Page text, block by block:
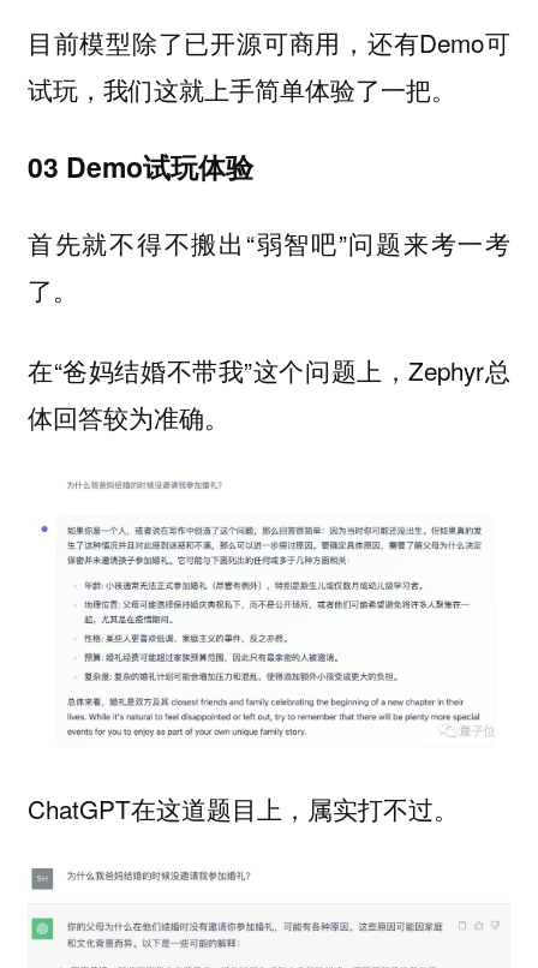
目前模型除了已开源可商用，还有Demo可
试玩，我们这就上手简单体验了一把。
03 Demo试玩体验
首先就不得不搬出“弱智吧”问题来考一考
了。
在“爸妈结婚不带我”这个问题上，Zephyr总
体回答较为准确。
ChatGPT在这道题目上，属实打不过。